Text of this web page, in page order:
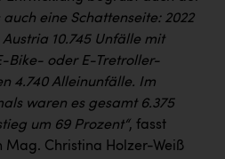
eine Schattenseite: 2022
10.745 Unfälle mit
Bike- oder E-Tretroller-
4.740 Alleinunfälle. Im
waren es gesamt 6.375
um 69 Prozent“, fasst
Mag. Christina Holzer-Weiß